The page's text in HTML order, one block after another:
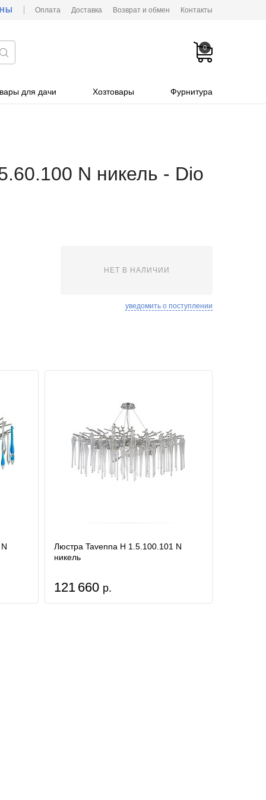
Оплата Доставка Возврат и обмен Контакты
0
для дачи Хозтовары Фурнитура
N никель - Dio
НЕТ В НАЛИЧИИ
уведомить о поступлении
Люстра Tavenna H 1.5.100.101 N
никель
121 660 р.